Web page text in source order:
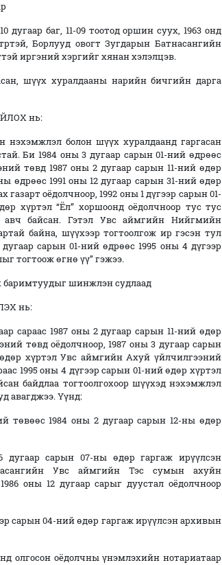
баг, 11-09 тоотод оршин суух, 1963 онд
Борлууд овогт Зугдарын Батнасангийн
иргэний хэргийг хянан хэлэлцэв.
шүүх хуралдааны нарийн бичгийн дарга
нь:
болон шүүх хуралдаанд гаргасан
Би 1984 оны 3 дугаар сарын 01-ний өдрөөс
төвд 1987 оны 2 дугаар сарын 11-ний өдөр
өдрөөс 1991 оны 12 дугаар сарын 31-ний өдөр
оёдолчноор, 1992 оны 1 дүгээр сарын 01-
хүртэл “Ёл” хоршоонд оёдолчноор тус тус
авч байсан. Гэтэл Увс аймгийн Нийгмийн
байна, шүүхээр тогтоолгож ир гэсэн тул
сарын 01-ний өдрөөс 1995 оны 4 дүгээр
тогтоож өгнө үү” гэжээ.
шинжлэн судлаад
нь:
1987 оны 2 дугаар сарын 11-ний өдөр
төвд оёдолчноор, 1987 оны 3 дугаар сарын
хүртэл Увс аймгийн Ахуй үйлчилгээний
1995 оны 4 дүгээр сарын 01-ний өдөр хүртэл
байдлаа тогтоолгохоор шүүхэд нэхэмжлэл
авагджээ. Үүнд:
төвөөс 1984 оны 2 дугаар сарын 12-ны өдөр
сарын 07-ны өдөр гаргаж ирүүлсэн
Увс аймгийн Тэс сумын ахуйн
оны 12 дугаар сарыг дуустал оёдолчноор
сарын 04-ний өдөр гаргаж ирүүлсэн архивын
олгосон оёдолчны үнэмлэхийн нотариатаар